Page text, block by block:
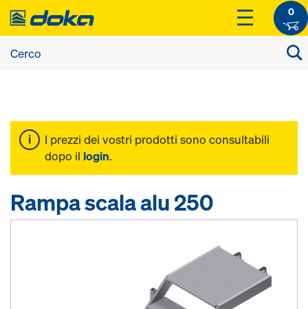
0
I prezzi dei vostri prodotti sono consultabili
dopo il login.
Rampa scala alu 250